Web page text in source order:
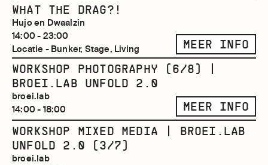
WHAT THE DRAG?!
Hujo en Dwaalzin
14:00 - 23:00
Locatie - Bunker, Stage, Living
MEER INFO
WORKSHOP PHOTOGRAPHY (6/8) |
BROEI.LAB UNFOLD 2.0
broei.lab
14:00 - 18:00
MEER INFO
WORKSHOP MIXED MEDIA | BROEI.LAB
UNFOLD 2.0 (3/7)
broei.lab